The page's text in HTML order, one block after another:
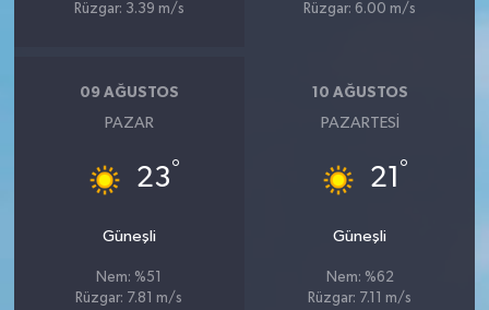
Rüzgar: 3.39 m/s
Rüzgar: 6.00 m/s
09 AĞUSTOS
PAZAR
23°
Güneşli
Nem: %51
Rüzgar: 7.81 m/s
10 AĞUSTOS
PAZARTESI
21 °
Güneşli
Nem: %62
Rüzgar: 7.11 m/s